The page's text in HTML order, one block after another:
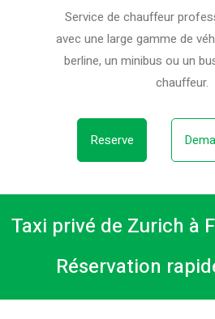
Service de chauffeur
avec une large gamme de
berline, un minibus ou un
chauffeur.
Reserve
Taxi privé de Zurich à
Réservation